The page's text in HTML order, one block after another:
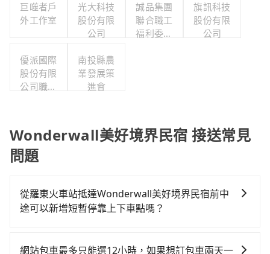
巨噬者戶
外工作室
光大科技
股份有限
公司
誠品集團
聯合職工
福利委員
旗訊科技
股份有限
公司
優派國際
股份有限
公司職工
南投縣農
業發展策
進會
Wonderwall美好境界民宿 接送常見
問題
從羅東火車站抵達Wonderwall美好境界民宿前中
途可以新增短暫停靠上下車點嗎？
車站前往Wonderwall美好境界民宿的途中可備註加點。
網站包車最多只能選12小時，如果想訂包車兩天一